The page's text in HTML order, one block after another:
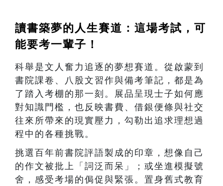
讀書築夢的人生賽道：這場考試，可
能要考一輩子！
科舉是文人奮力追逐的夢想賽道。從啟蒙到
書院課卷、八股文習作與備考筆記，都是為
了踏入考棚的那一刻。展品呈現士子如何應
對知識門檻，也反映書費、借銀便條與社交
往來所帶來的現實壓力，勾勒出追求理想過
程中的各種挑戰。
挑選百年前書院評語製成的印章，想像自己
的作文被批上「詞泛而呆」；或坐進模擬號
舍，感受考場的侷促與緊張。置身舊式教育